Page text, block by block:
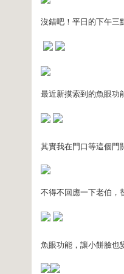
沒錯吧！平日的下午三
最近新摸索到的魚眼功
其實我在門口等這個門
不得不回應一下老伯，
魚眼功能，讓小餅臉也